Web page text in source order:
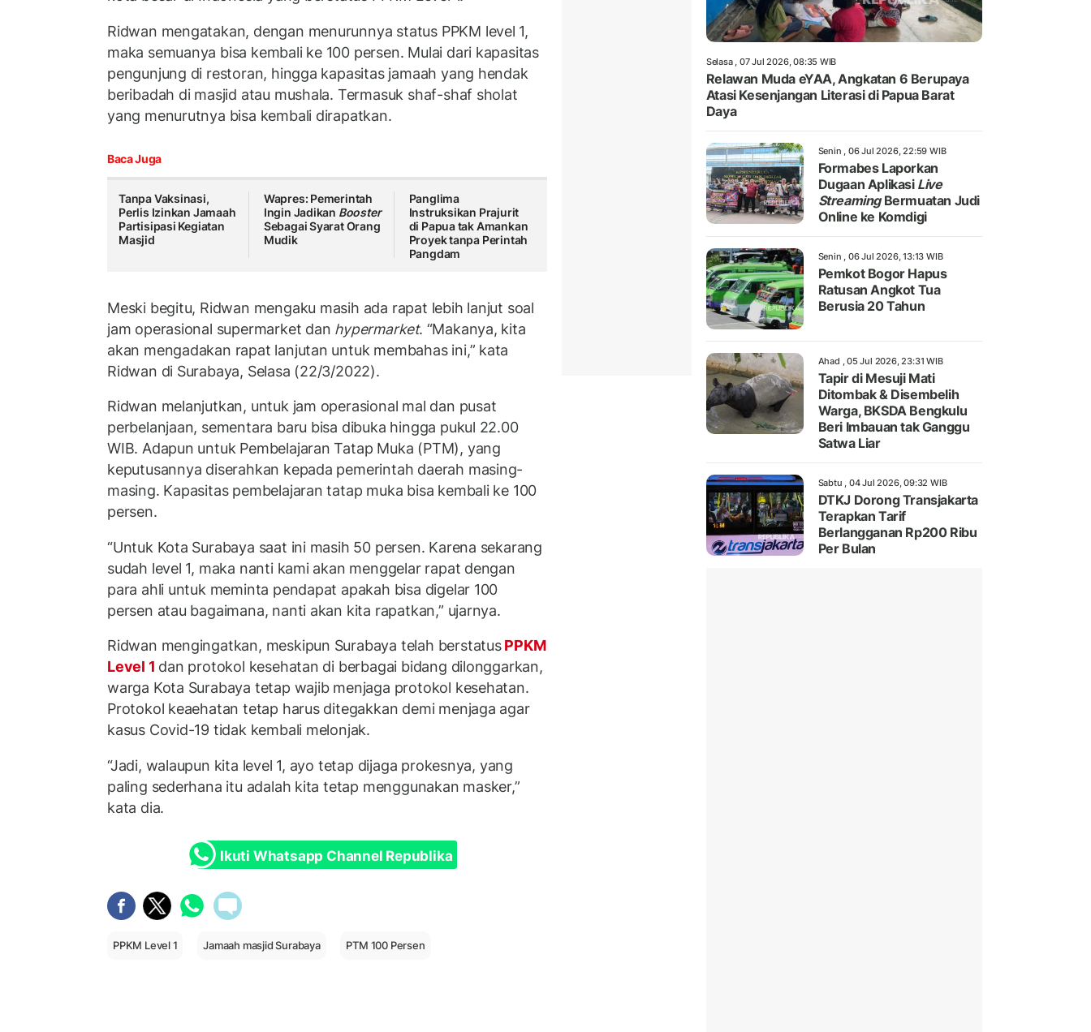
Ridwan mengatakan, dengan menurunnya status PPKM level 1,
maka semuanya bisa kembali ke 100 persen. Mulai dari kapasitas
pengunjung di restoran, hingga kapasitas jamaah yang hendak
beribadah di masjid atau mushala. Termasuk shaf-shaf sholat
yang menurutnya bisa kembali dirapatkan.
Baca Juga
Tanpa Vaksinasi,
Perlis Izinkan Jamaah
Partisipasi Kegiatan
Masjid
Wapres: Pemerintah
Ingin Jadikan Booster
Sebagai Syarat Orang
Mudik
Panglima
Instruksikan Prajurit
di Papua tak Amankan
Proyek tanpa Perintah
Pangdam
Meski begitu, Ridwan mengaku masih ada rapat lebih lanjut soal
jam operasional supermarket dan hypermarket. “Makanya, kita
akan mengadakan rapat lanjutan untuk membahas ini,” kata
Ridwan di Surabaya, Selasa (22/3/2022).
Ridwan melanjutkan, untuk jam operasional mal dan pusat
perbelanjaan, sementara baru bisa dibuka hingga pukul 22.00
WIB. Adapun untuk Pembelajaran Tatap Muka (PTM), yang
keputusannya diserahkan kepada pemerintah daerah masing-
masing. Kapasitas pembelajaran tatap muka bisa kembali ke 100
persen.
“Untuk Kota Surabaya saat ini masih 50 persen. Karena sekarang
sudah level 1, maka nanti kami akan menggelar rapat dengan
para ahli untuk meminta pendapat apakah bisa digelar 100
persen atau bagaimana, nanti akan kita rapatkan,” ujarnya.
Ridwan mengingatkan, meskipun Surabaya telah berstatusPPKM
Level 1 dan protokol kesehatan di berbagai bidang dilonggarkan,
warga Kota Surabaya tetap wajib menjaga protokol kesehatan.
Protokol keaehatan tetap harus ditegakkan demi menjaga agar
kasus Covid-19 tidak kembali melonjak.
“Jadi, walaupun kita level 1, ayo tetap dijaga prokesnya, yang
paling sederhana itu adalah kita tetap menggunakan masker,”
kata dia.
Ikuti Whatsapp Channel Republika
PPKM Level 1 Jamaah masjid Surabaya PTM 100 Persen
Selasa , 07 Jul 2026, 08:35 WIB
Relawan Muda eYAA, Angkatan 6 Berupaya
Atasi Kesenjangan Literasi di Papua Barat
Daya
Senin , 06 Jul 2026, 22:59 WIB
Formabes Laporkan
Dugaan Aplikasi Live
StreamingBermuatan Judi
Online ke Komdigi
Senin , 06 Jul 2026, 13:13 WIB
Pemkot Bogor Hapus
Ratusan Angkot Tua
Berusia 20 Tahun
Ahad , 05 Jul 2026, 23:31 WIB
Tapir di Mesuji Mati
Ditombak & Disembelih
Warga, BKSDA Bengkulu
Beri Imbauan tak Ganggu
Satwa Liar
Sabtu , 04 Jul 2026, 09:32 WIB
DTKJ Dorong Transjakarta
Terapkan Tarif
Berlangganan Rp200 Ribu
Per Bulan